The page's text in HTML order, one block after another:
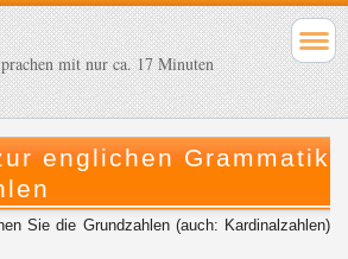
mit nur ca. 17 Minuten
englichen Grammatik:
Sie die Grundzahlen (auch: Kardinalzahlen)